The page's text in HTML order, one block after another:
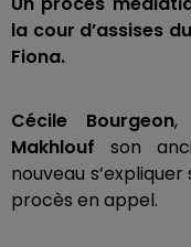
la cour d’assises
Fiona.
Cécile Bourgeon,
Makhlouf son
nouveau
procès en appel.